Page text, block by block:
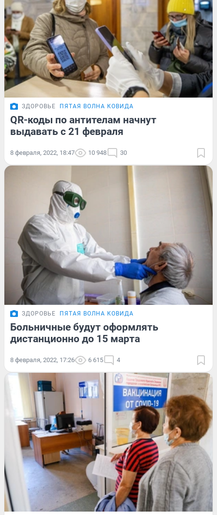
ЗДОРОВЬЕ ПЯТАЯ ВОЛНА КОВИДА
QR-коды по антителам начнут
выдавать с 21 февраля
8 февраля, 2022, 18:47 10 948 30
ЗДОРОВЬЕ ПЯТАЯ ВОЛНА КОВИДА
Больничные будут оформлять
дистанционно до 15 марта
8 февраля, 2022, 17:26 6 615 4